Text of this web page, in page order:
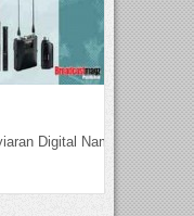
Digital Nama